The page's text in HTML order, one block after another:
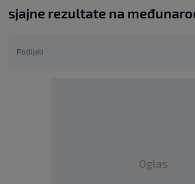
sjajne rezultate na
Podijeli
Oglas